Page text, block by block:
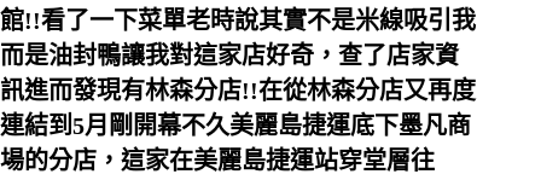
館!!看了一下菜單老時說其實不是米線吸引我
而是油封鴨讓我對這家店好奇，查了店家資
訊進而發現有林森分店!!在從林森分店又再度
連結到5月剛開幕不久美麗島捷運底下墨凡商
場的分店，這家在美麗島捷運站穿堂層往